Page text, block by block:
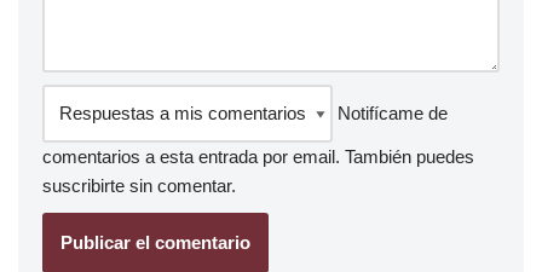
Notifícame de
comentarios a esta entrada por email. También puedes
suscribirte sin comentar.